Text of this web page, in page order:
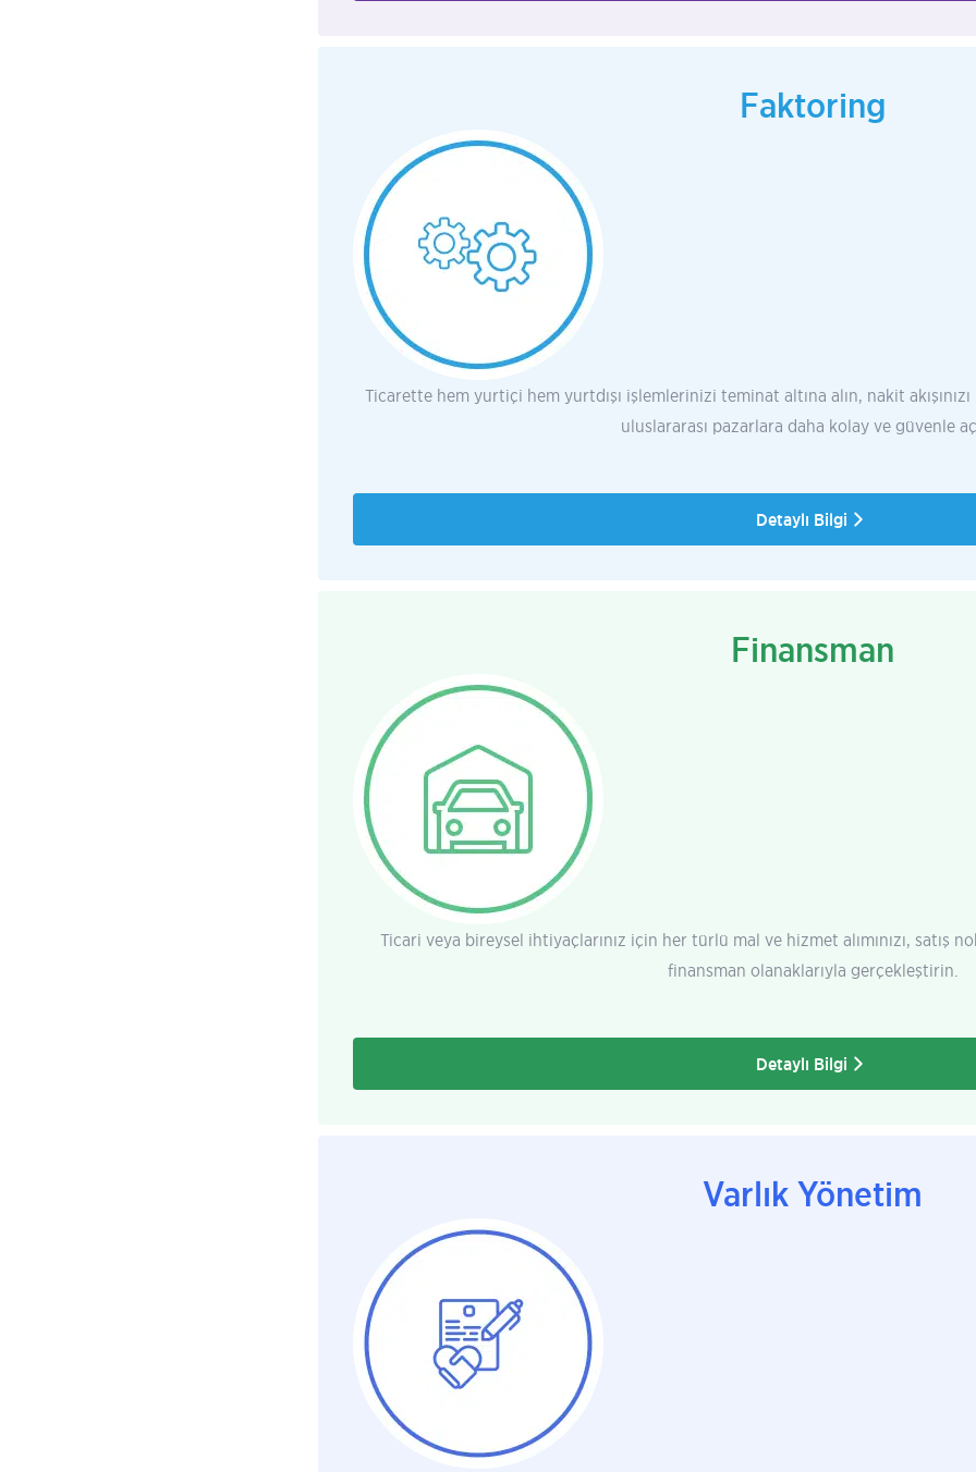
Faktoring
Ticarette hem yurtiçi hem yurtdışı işlemlerinizi teminat altına alın, nakit
uluslararası pazarlara daha kolay ve güvenle
Detaylı Bilgi
Finansman
Ticari veya bireysel ihtiyaçlarınız için her türlü mal ve hizmet alımınızı, satış
finansman olanaklarıyla gerçekleştirin.
Detaylı Bilgi
Varlık Yönetim